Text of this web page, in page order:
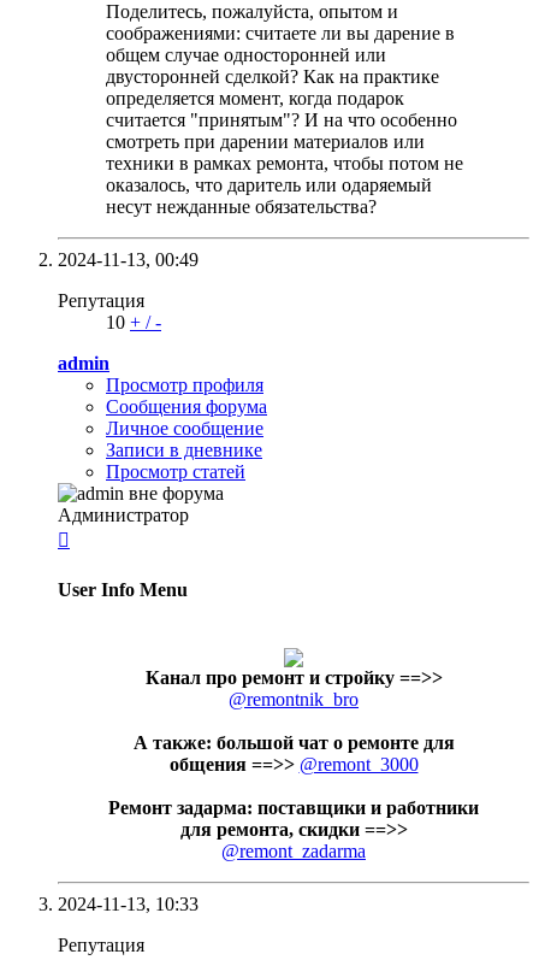
Поделитесь, пожалуйста, опытом и
соображениями: считаете ли вы дарение в
общем случае односторонней или
двусторонней сделкой? Как на практике
определяется момент, когда подарок
считается "принятым"? И на что особенно
смотреть при дарении материалов или
техники в рамках ремонта, чтобы потом не
оказалось, что даритель или одаряемый
несут нежданные обязательства?
2024-11-13, 00:49
Репутация
10 + /-
admin
Просмотр профиля
Сообщения форума
Личное сообщение
Записи в дневнике
Просмотр статей
Администратор

User Info Menu
Канал про ремонт и стройку ==>>
@remontnik_bro
А также: большой чат о ремонте для
общения ==>> @remont_3000
Ремонт задарма: поставщики и работники
для ремонта, скидки ==>>
@remont_zadarma
2024-11-13, 10:33
Репутация